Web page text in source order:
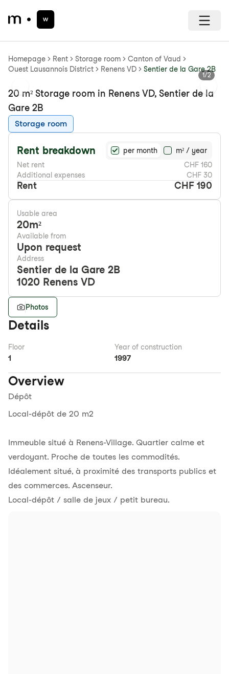
Homepage Rent Storage room
Canton of Vaud
Ouest Lausannois District
Renens VD Sentier de la Gare 2B
Previous slide Next
1/2
20 m² Storage room in Renens VD, Sentier de la
Gare 2B
Storage room
Rent breakdown per month
m² / year
Net rent
CHF 160
Additional expenses
CHF 30
Rent CHF 190
Usable area
20m²
Available from
Upon request
Address
Sentier de la Gare 2B
1020 Renens VD
Photos
Details
Floor
1
Year of construction
1997
Overview
Dépôt
Local-dépôt de 20 m2
Immeuble situé à Renens-Village. Quartier calme et
verdoyant. Proche de toutes les commodités.
Idéalement situé, à proximité des transports publics et
des commerces. Ascenseur.
Local-dépôt / salle de jeux / petit bureau.